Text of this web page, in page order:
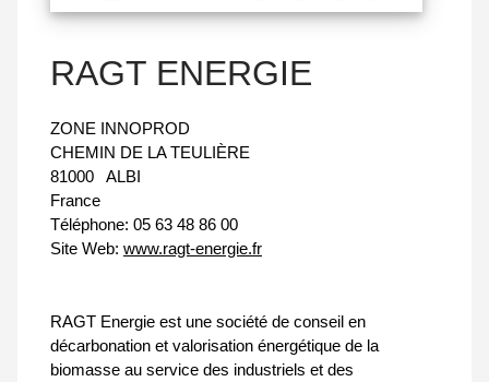
RAGT ENERGIE
ZONE INNOPROD
CHEMIN DE LA TEULIÈRE
81000
ALBI
France
Téléphone: 05 63 48 86 00
Site Web: www.ragt-energie.fr
RAGT Energie est une société de conseil en
décarbonation et valorisation énergétique de la
biomasse au service des industriels et des